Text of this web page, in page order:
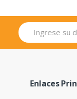
Enlaces